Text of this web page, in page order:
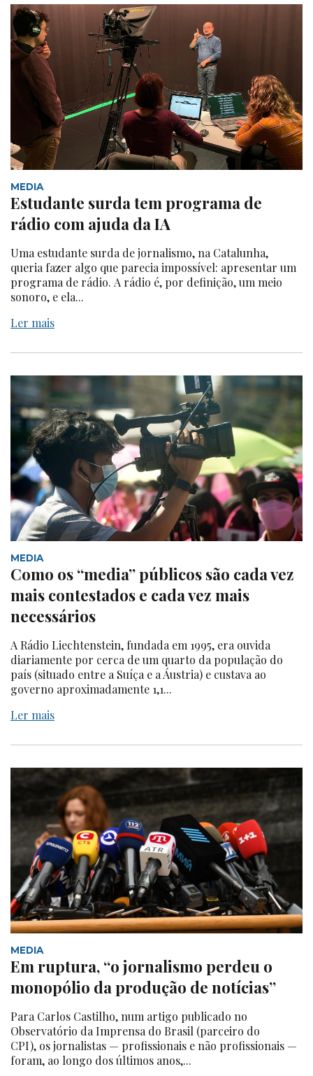
MEDIA
Estudante surda tem programa de
rádio com ajuda da IA
Uma estudante surda de jornalismo, na Catalunha,
queria fazer algo que parecia impossível: apresentar um
programa de rádio. A rádio é, por definição, um meio
sonoro, e ela...
Ler mais
MEDIA
Como os “media” públicos são cada vez
mais contestados e cada vez mais
necessários
A Rádio Liechtenstein, fundada em 1995, era ouvida
diariamente por cerca de um quarto da população do
país (situado entre a Suíça e a Áustria) e custava ao
governo aproximadamente 1,1...
Ler mais
MEDIA
Em ruptura, “o jornalismo perdeu o
monopólio da produção de notícias”
Para Carlos Castilho, num artigo publicado no
Observatório da Imprensa do Brasil (parceiro do
CPI), os jornalistas — profissionais e não profissionais —
foram, ao longo dos últimos anos,...